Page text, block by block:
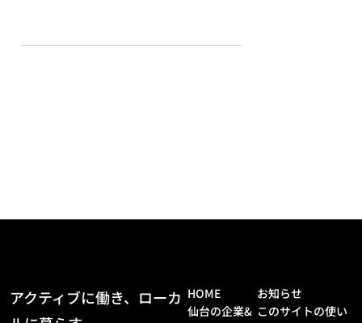
アクティブに働き、ローカ HOME
仙台の企業&
お知らせ
このサイトの使い